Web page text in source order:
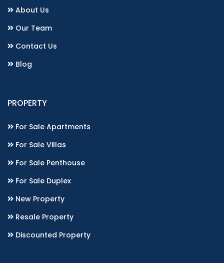
About Us
Our Team
Contact Us
Blog
PROPERTY
For Sale Apartments
For Sale Villas
For Sale Penthouse
For Sale Duplex
New Property
Resale Property
Discounted Property